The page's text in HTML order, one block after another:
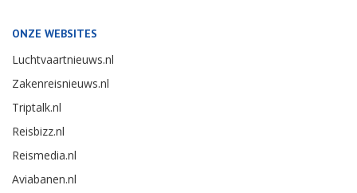
ONZE WEBSITES
Luchtvaartnieuws.nl
Zakenreisnieuws.nl
Triptalk.nl
Reisbizz.nl
Reismedia.nl
Aviabanen.nl